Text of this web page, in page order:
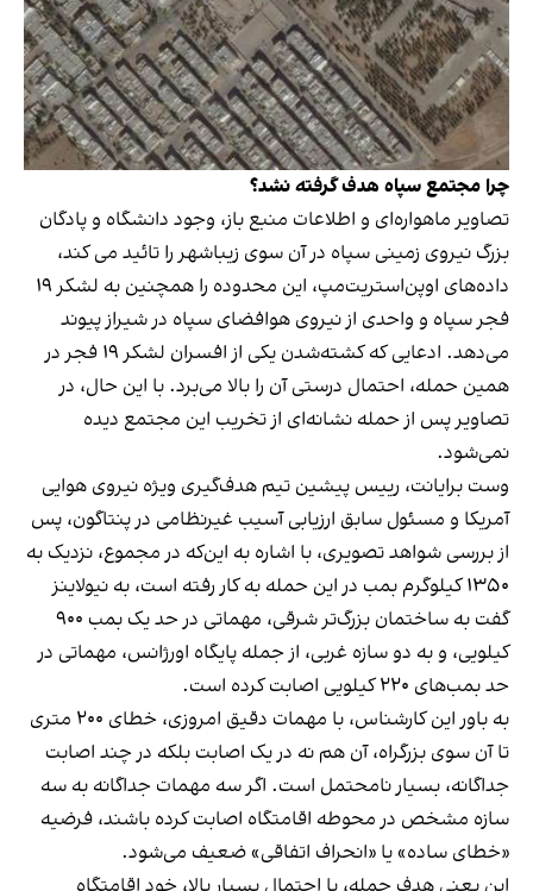
چرا مجتمع سپاه هدف گرفته نشد؟
تصاویر ماهواره‌ای و اطلاعات منبع باز، وجود دانشگاه و پادگان
بزرگ نیروی زمینی سپاه در آن سوی زیباشهر را تائید می کند،
داده‌های اوپن‌استریت‌مپ، این محدوده را همچنین به لشکر ۱۹
فجر سپاه و واحدی از نیروی هوافضای سپاه در شیراز پیوند
می‌دهد. ادعایی که کشته‌شدن یکی از افسران لشکر ۱۹ فجر در
همین حمله، احتمال درستی آن را بالا می‌برد. با این حال، در
تصاویر پس از حمله نشانه‌ای از تخریب این مجتمع دیده
نمی‌شود.
وست برایانت، رییس پیشین تیم هدف‌گیری ویژه نیروی هوایی
آمریکا و مسئول سابق ارزیابی آسیب غیرنظامی در پنتاگون، پس
از بررسی شواهد تصویری، با اشاره به این‌که در مجموع، نزدیک به
۱۳۵۰ کیلوگرم بمب در این حمله به کار رفته است،
به نیولاینز
گفت
به ساختمان بزرگ‌تر شرقی، مهماتی در حد یک بمب ۹۰۰
کیلویی، و به دو سازه غربی، از جمله پایگاه اورژانس، مهماتی در
حد بمب‌های ۲۲۰ کیلویی اصابت کرده است.
به باور این کارشناس، با مهمات دقیق امروزی، خطای ۲۰۰ متری
تا آن سوی بزرگراه، آن هم نه در یک اصابت بلکه در چند اصابت
جداگانه، بسیار نامحتمل است. اگر سه مهمات جداگانه به سه
سازه مشخص در محوطه اقامتگاه اصابت کرده باشند، فرضیه
«خطای ساده» یا «انحراف اتفاقی» ضعیف می‌شود.